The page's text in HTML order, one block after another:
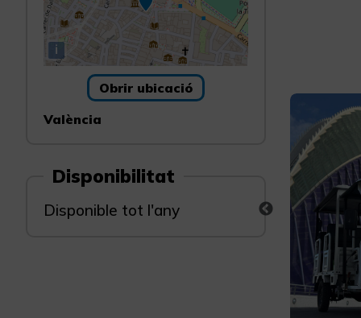
i
Obrir ubicació
València
Disponibilitat
Disponible tot l'any